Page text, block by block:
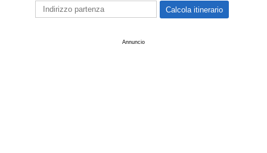
Annuncio